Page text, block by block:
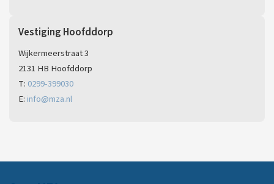
Vestiging Hoofddorp
Wijkermeerstraat 3
2131 HB Hoofddorp
T: 0299-399030
E: info@mza.nl